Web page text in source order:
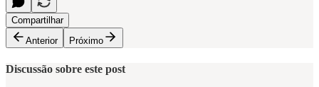
Compartilhar
Anterior
Próximo
Discussão sobre este post